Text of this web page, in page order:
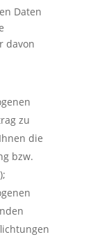
Daten
davon
zu
die
bzw.